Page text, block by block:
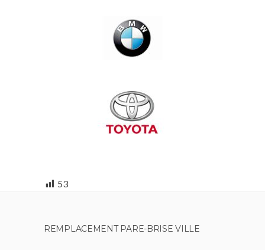
53
REMPLACEMENT PARE-BRISE VILLE